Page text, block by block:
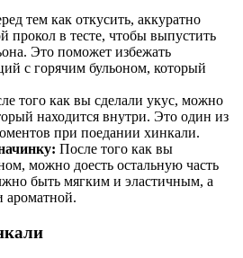
тем как откусить, аккуратно
прокол в тесте, чтобы выпустить
Это поможет избежать
с горячим бульоном, который
того как вы сделали укус, можно
находится внутри. Это один из
при поедании хинкали.
После того как вы
можно доесть остальную часть
быть мягким и эластичным, а
ароматной.